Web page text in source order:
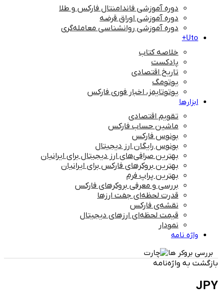
دوره آموزشی فاندامنتال فارکس و طلا
دوره آموزشی اوراق قرضه
دوره آموزشی روانشناسی معامله‌گری
Uto+
خلاصه کتاب
پادکست
تاریخ اقتصادی
یوتومگ
یوتوتایمز، اخبار فوری فارکس
ابزارها
تقویم اقتصادی
ماشین حساب فارکس
بونوس فارکس
بونوس رایگان ارز دیجیتال
بهترین صرافی‌های ارز دیجیتال برای ایرانیان
بهترین بروکرهای فارکس برای ایرانیان
بهترین پراپ‌ فرم
بررسی و معرفی بروکرهای فارکس
قدرت لحظه‌ای جفت ارزها
نقشه‌ی فارکس
قیمت لحظه‌ای ارزهای دیجیتال
نمودار
واژه نامه
بررسی بروکر ها
بازگشت به واژه‌نامه
JPY